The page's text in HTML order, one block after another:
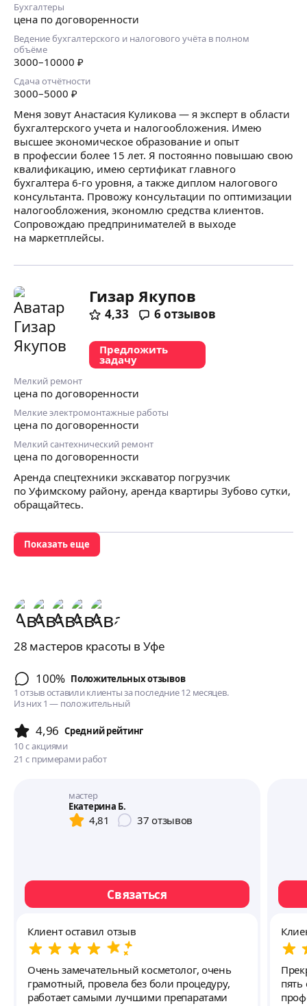
Бухгалтеры
цена по договоренности
Ведение бухгалтерского и налогового учёта в полном
объёме
3000–10000 ₽
Сдача отчётности
3000–5000 ₽
Меня зовут Анастасия Куликова — я эксперт в области
бухгалтерского учета и налогообложения. Имею
высшее экономическое образование и опыт
в профессии более 15 лет. Я постоянно повышаю свою
квалификацию, имею сертификат главного
бухгалтера 6-го уровня, а также диплом налогового
консультанта. Провожу консультации по оптимизации
налогообложения, экономлю средства клиентов.
Сопровождаю предпринимателей в выходе
на маркетплейсы.
Гизар Якупов
4,33 6отзывов
Предложить
задачу
Мелкий ремонт
цена по договоренности
Мелкие электромонтажные работы
цена по договоренности
Мелкий сантехнический ремонт
цена по договоренности
Аренда спецтехники экскаватор погрузчик
по Уфимскому району, аренда квартиры Зубово сутки,
обращайтесь.
Показать еще
28 мастеров красоты в Уфе
100% Положительных отзывов
1 отзыв оставили клиенты за последние 12 месяцев.
Из них 1 — положительный
4,96 Cредний рейтинг
10 с акциями
21 с примерами работ
мастер
Екатерина Б.
4,81 37 отзывов
Связаться
Клиент оставил отзыв
Очень замечательный косметолог, очень
грамотный, провела без боли процедуру,
работает самыми лучшими препаратами